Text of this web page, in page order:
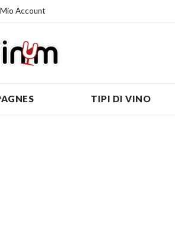
Mio Account
TIPI DI VINO